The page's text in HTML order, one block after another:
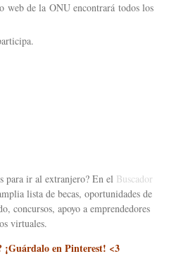
de la ONU encontrará todos los
para ir al extranjero? En el Buscador
lista de becas, oportunidades de
concursos, apoyo a emprendedores
virtuales.
¡Guárdalo en Pinterest! <3